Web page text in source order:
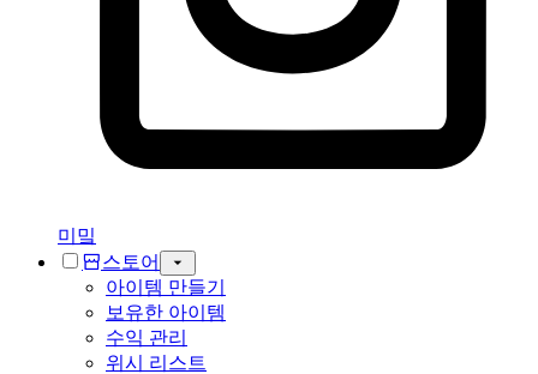
미밐
스토어
아이템 만들기
보유한 아이템
수익 관리
위시 리스트